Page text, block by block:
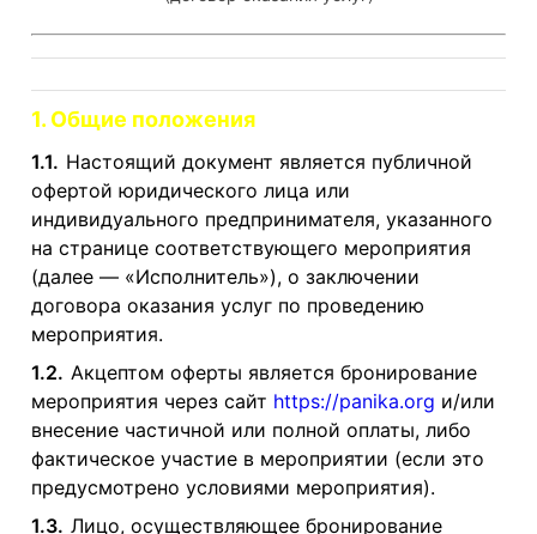
1. Общие положения
1.1. Настоящий документ является публичной
офертой юридического лица или
индивидуального предпринимателя, указанного
на странице соответствующего мероприятия
(далее — «Исполнитель»), о заключении
договора оказания услуг по проведению
мероприятия.
1.2. Акцептом оферты является бронирование
мероприятия через сайт https://panika.org и/или
внесение частичной или полной оплаты, либо
фактическое участие в мероприятии (если это
предусмотрено условиями мероприятия).
1.3. Лицо, осуществляющее бронирование